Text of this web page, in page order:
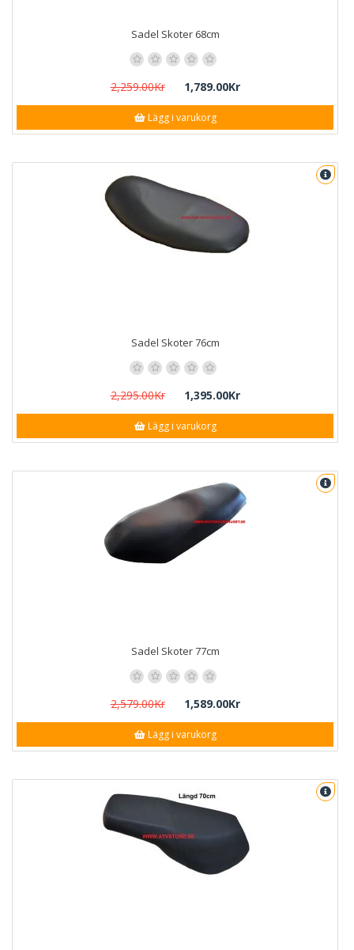
Sadel Skoter 68cm
2,259.00Kr 1,789.00Kr
Lägg i varukorg
Sadel Skoter 76cm
2,295.00Kr 1,395.00Kr
Lägg i varukorg
Sadel Skoter 77cm
2,579.00Kr 1,589.00Kr
Lägg i varukorg